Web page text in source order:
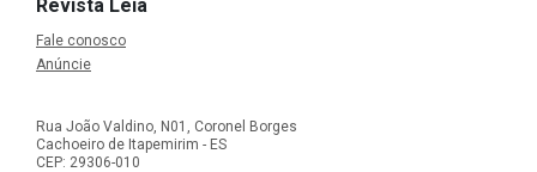
Revista Leia
Fale conosco
Anúncie
Rua João Valdino, N01, Coronel Borges
Cachoeiro de Itapemirim - ES
CEP: 29306-010